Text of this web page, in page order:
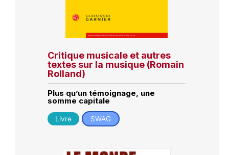
Critique musicale et autres
textes sur la musique (Romain
Rolland)
Plus qu’un témoignage, une
somme capitale
Livre SWAG